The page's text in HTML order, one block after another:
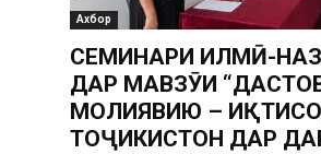
Ахбор
СЕМИНАРИ ИЛМӢ-
ДАР МАВЗӮИ
МОЛИЯВИЮ –
ТОҶИКИСТОН ДАР